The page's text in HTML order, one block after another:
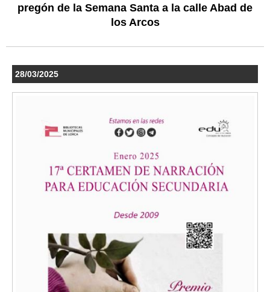
pregón de la Semana Santa a la calle Abad de
los Arcos
28/03/2025